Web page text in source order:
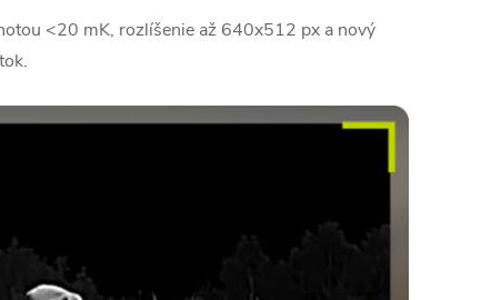
<20 mK, rozlíšenie až 640x512 px a nový